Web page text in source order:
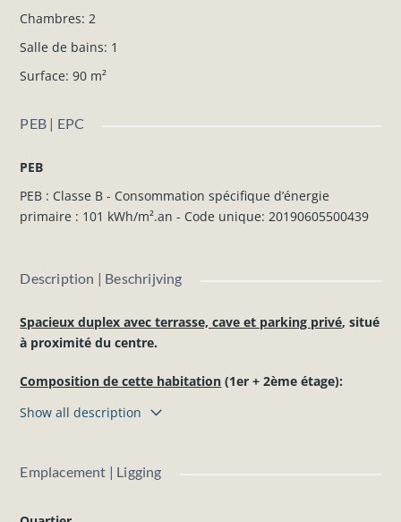
Chambres: 2
Salle de bains: 1
Surface: 90 m²
PEB | EPC
PEB
PEB : Classe B - Consommation spécifique d’énergie
primaire : 101 kWh/m².an - Code unique: 20190605500439
Description | Beschrijving
Spacieux duplex avec terrasse, cave et parking privé, situé
à proximité du centre.
Composition de cette habitation (1er + 2ème étage):
Hall d’entrée, séjour (salon et salle à manger) avec cuisine
WC séparé, terrasse.
2ème étage :
Show all description
Emplacement | Ligging